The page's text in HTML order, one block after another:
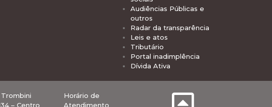
Audiências Públicas e
outros
Radar da transparência
Leis e atos
Tributário
Portal inadimplência
Dívida Ativa
Trombini
– Centro
Horário de
Atendimento